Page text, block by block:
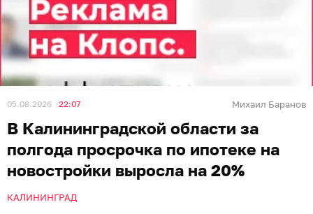
05.08.2026 22:07 Михаил Баранов
В Калининградской области за
полгода просрочка по ипотеке на
новостройки выросла на 20%
КАЛИНИНГРАД